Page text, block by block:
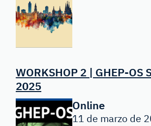
WORKSHOP 2 | GHEP-OS
2025
Online
11 de marzo de